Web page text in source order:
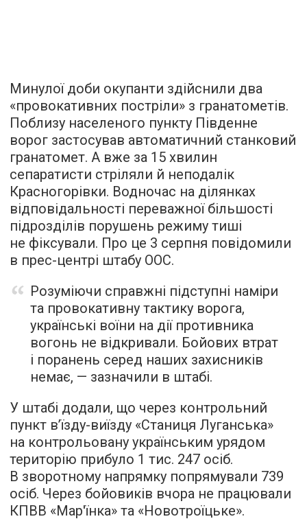
Минулої доби окупанти здійснили два
«провокативних постріли» з гранатометів.
Поблизу населеного пункту Південне
ворог застосував автоматичний станковий
гранатомет. А вже за 15 хвилин
сепаратисти стріляли й неподалік
Красногорівки. Водночас на ділянках
відповідальності переважної більшості
підрозділів порушень режиму тиші
не фіксували. Про це 3 серпня повідомили
в прес-центрі штабу ООС.
Розуміючи справжні підступні наміри
та провокативну тактику ворога,
українські воїни на дії противника
вогонь не відкривали. Бойових втрат
і поранень серед наших захисників
немає, — зазначили в штабі.
У штабі додали, що через контрольний
пункт в’їзду-виїзду «Станиця Луганська»
на контрольовану українським урядом
територію прибуло 1 тис. 247 осіб.
В зворотному напрямку попрямували 739
осіб. Через бойовиків вчора не працювали
КПВВ «Мар'їнка» та «Новотроїцьке».